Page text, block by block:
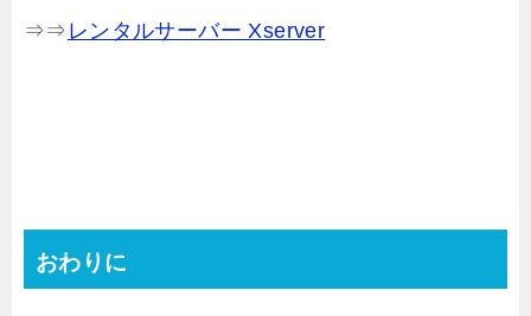
⇒⇒ レンタルサーバー Xserver
おわりに